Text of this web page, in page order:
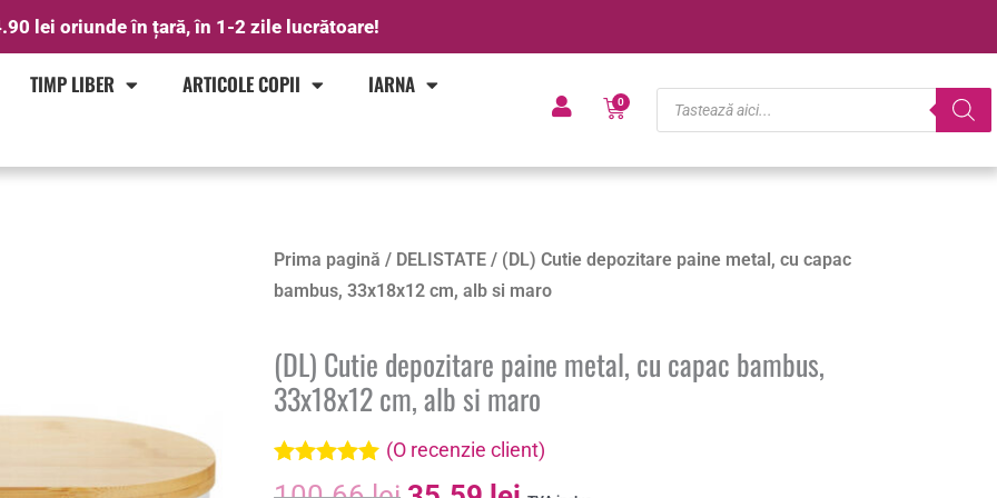
lei oriunde în țară, în 1-2 zile lucrătoare!
TIMP LIBER ARTICOLE COPII
IARNA
0
Cart
Products
search
Prima pagină / DELISTATE / (DL) Cutie depozitare paine metal, cu capac
bambus, 33x18x12 cm, alb si maro
(DL) Cutie depozitare paine metal, cu capac bambus,
33x18x12 cm, alb si maro
Evaluat la
(O recenzie client)
Prețul
inițial
fost:
100.66 lei.
Prețul
curent
35.59 lei.